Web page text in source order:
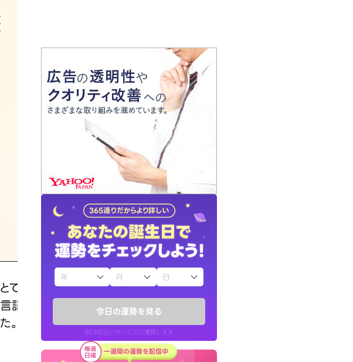
今日の運勢を見る
※LINE占いサービスに遷移します
トップ
ユーザーの声
占いの流れ
おすすめの占い師
よくある質問
えもじの子（占）12星座占い
お知らせ
とても的確で感じていた違和感を
言語化してくれたので腑に落ちまし
た。
30代 女性